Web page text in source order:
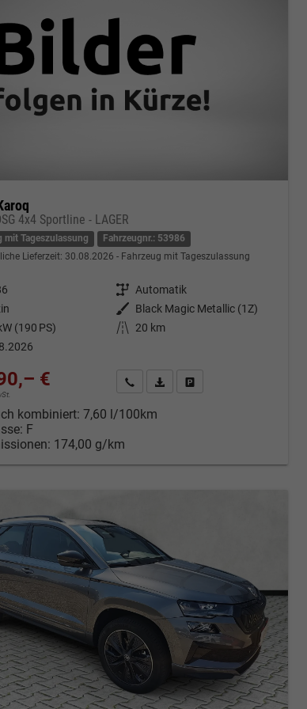
4x4 Sportline - LAGER
mit Tageszulassung
Fahrzeugnr.: 53986
Lieferzeit: 30.08.2026 Fahrzeug mit Tageszulassung
Getriebe Automatik
Außenfarbe
Black Magic Metallic (1Z)
(190 PS) Kilometerstand
20 km
€ Kontakt & Angebot anfordern
PDF-Datei, Fahrzeugexposé
Fahrzeug merken/Expose
kombiniert: 7,60 l/100km
F
174,00 g/km